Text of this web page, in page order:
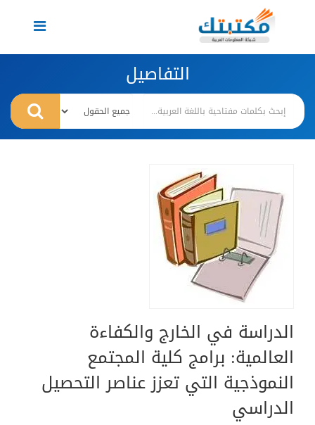
Toggle
navigation
التفاصيل
الدراسة في الخارج والكفاءة
العالمية: برامج كلية المجتمع
النموذجية التي تعزز عناصر التحصيل
الدراسي